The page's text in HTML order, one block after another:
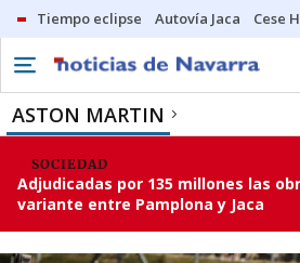
Tiempo eclipse Autovía Jaca Cese
ASTON MARTIN
SOCIEDAD
Adjudicadas por 135 millones las
variante entre Pamplona y Jaca